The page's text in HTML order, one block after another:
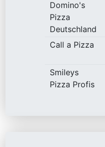
Domino's
Pizza
Deutschland
Call a Pizza
Smileys
Pizza Profis